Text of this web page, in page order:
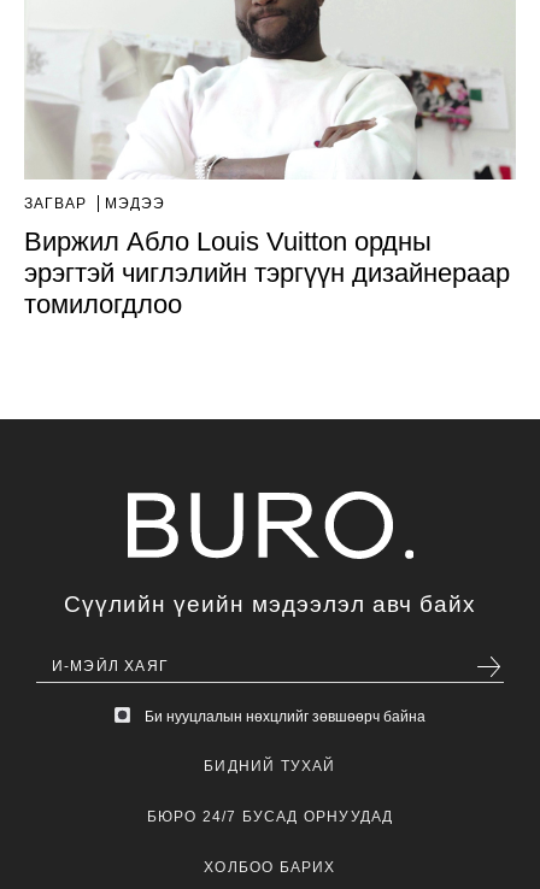
ЗАГВАР МЭДЭЭ
Виржил Абло Louis Vuitton ордны
эрэгтэй чиглэлийн тэргүүн дизайнераар
томилогдлоо
Сүүлийн үеийн мэдээлэл авч байх
Би нууцлалын нөхцлийг зөвшөөрч байна
БИДНИЙ ТУХАЙ
БЮРО 24/7 БУСАД ОРНУУДАД
ХОЛБОО БАРИХ